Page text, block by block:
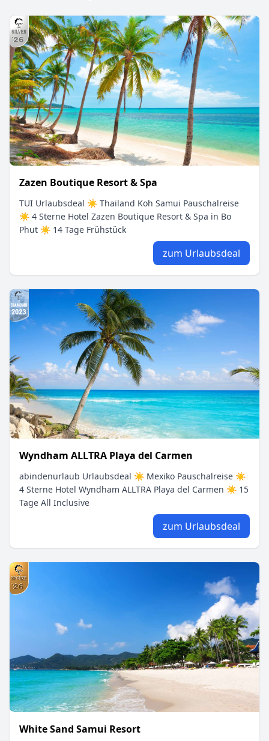
Zazen Boutique Resort & Spa
TUI Urlaubsdeal ☀ Thailand Koh Samui Pauschalreise
☀ 4 Sterne Hotel Zazen Boutique Resort & Spa in Bo
Phut ☀ 14 Tage Frühstück
zum Urlaubsdeal
Wyndham ALLTRA Playa del Carmen
abindenurlaub Urlaubsdeal ☀ Mexiko Pauschalreise ☀
4 Sterne Hotel Wyndham ALLTRA Playa del Carmen ☀ 15
Tage All Inclusive
zum Urlaubsdeal
White Sand Samui Resort